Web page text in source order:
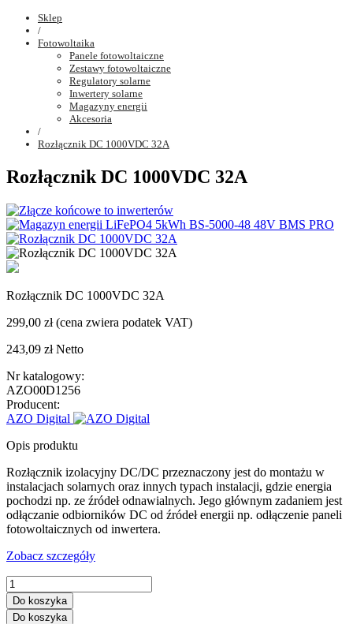
Sklep
/
Fotowoltaika
Panele fotowoltaiczne
Zestawy fotowoltaiczne
Regulatory solarne
Inwertery solarne
Magazyny energii
Akcesoria
/
Rozłącznik DC 1000VDC 32A
Rozłącznik DC 1000VDC 32A
Rozłącznik DC 1000VDC 32A
299,00 zł(cena zwiera podatek VAT)
243,09 złNetto
Nr katalogowy:
AZO00D1256
Producent:
AZO Digital
Opis produktu
Rozłącznik izolacyjny DC/DC przeznaczony jest do montażu w
instalacjach solarnych oraz innych typach instalacji, gdzie energia
pochodzi np. ze źródeł odnawialnych. Jego głównym zadaniem jest
odłączanie odbiorników DC od źródeł energii np. odłączenie paneli
fotowoltaicznych od inwertera.
Zobacz szczegóły
Do koszyka
Do koszyka